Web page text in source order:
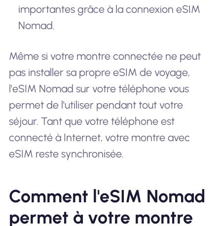
importantes grâce à la connexion eSIM
Nomad.
Même si votre montre connectée ne peut
pas installer sa propre eSIM de voyage,
l'eSIM Nomad sur votre téléphone vous
permet de l'utiliser pendant tout votre
séjour. Tant que votre téléphone est
connecté à Internet, votre montre avec
eSIM reste synchronisée.
Comment l'eSIM Nomad
permet à votre montre